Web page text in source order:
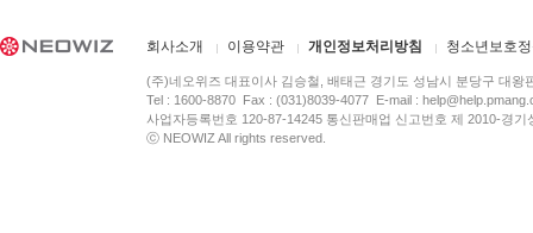
회사소개 이용약관 개인정보처리방침 청소년보호
(주)네오위즈 대표이사 김승철, 배태근 경기도 성남시 분당구 대왕
Tel : 1600-8870 Fax : (031)8039-4077 E-mail :
사업자등록번호 120-87-14245 통신판매업 신고번호 제 2010-경
ⓒ NEOWIZ All rights reserved.